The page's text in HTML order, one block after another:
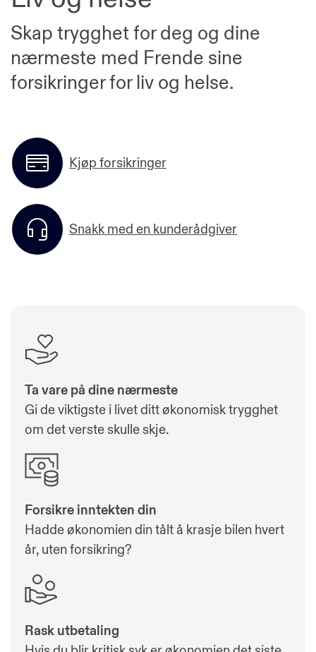
Skap trygghet for deg og dine
nærmeste med Frende sine
forsikringer for liv og helse.
Kjøp forsikringer
Snakk med en kunderådgiver
Ta vare på dine nærmeste
Gi de viktigste i livet ditt økonomisk trygghet
om det verste skulle skje.
Forsikre inntekten din
Hadde økonomien din tålt å krasje bilen hvert
år, uten forsikring?
Rask utbetaling